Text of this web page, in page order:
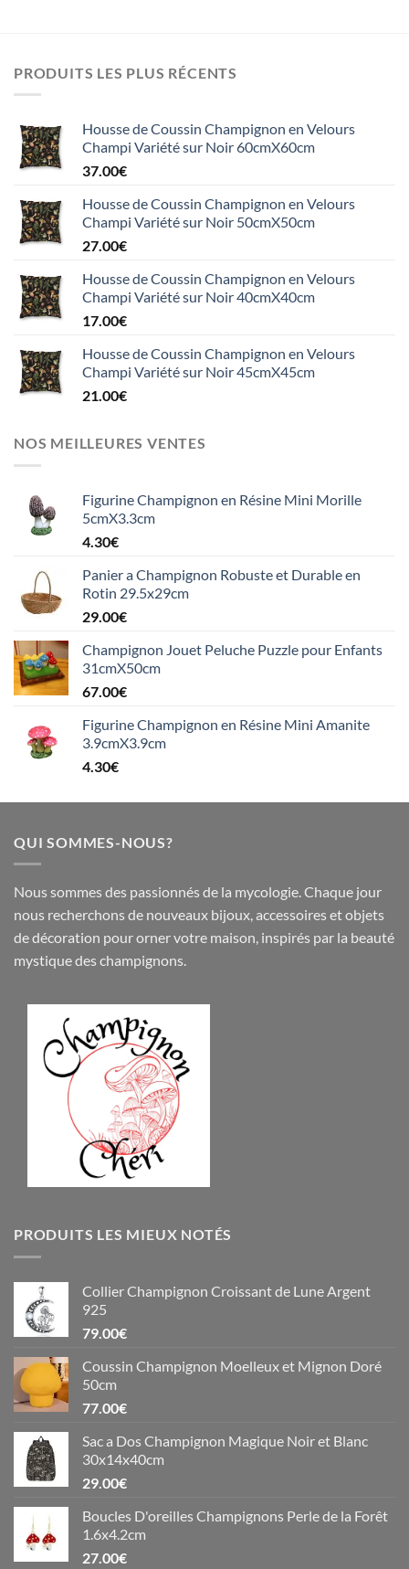
PRODUITS LES PLUS RÉCENTS
Housse de Coussin Champignon en Velours
Champi Variété sur Noir 60cmX60cm
37.00€
Housse de Coussin Champignon en Velours
Champi Variété sur Noir 50cmX50cm
27.00€
Housse de Coussin Champignon en Velours
Champi Variété sur Noir 40cmX40cm
17.00€
Housse de Coussin Champignon en Velours
Champi Variété sur Noir 45cmX45cm
21.00€
NOS MEILLEURES VENTES
Figurine Champignon en Résine Mini Morille
5cmX3.3cm
4.30€
Panier a Champignon Robuste et Durable en
Rotin 29.5x29cm
29.00€
Champignon Jouet Peluche Puzzle pour Enfants
31cmX50cm
67.00€
Figurine Champignon en Résine Mini Amanite
3.9cmX3.9cm
4.30€
QUI SOMMES-NOUS?
Nous sommes des passionnés de la mycologie. Chaque jour
nous recherchons de nouveaux bijoux,accessoireset objets
dedécoration pour orner votre maison, inspirés par la beauté
mystique des champignons.
PRODUITS LES MIEUX NOTÉS
Collier Champignon Croissant de Lune Argent
925
79.00€
Coussin Champignon Moelleux et Mignon Doré
50cm
77.00€
Sac a Dos Champignon Magique Noir et Blanc
30x14x40cm
29.00€
Boucles D'oreilles Champignons Perle de la Forêt
1.6x4.2cm
27.00€